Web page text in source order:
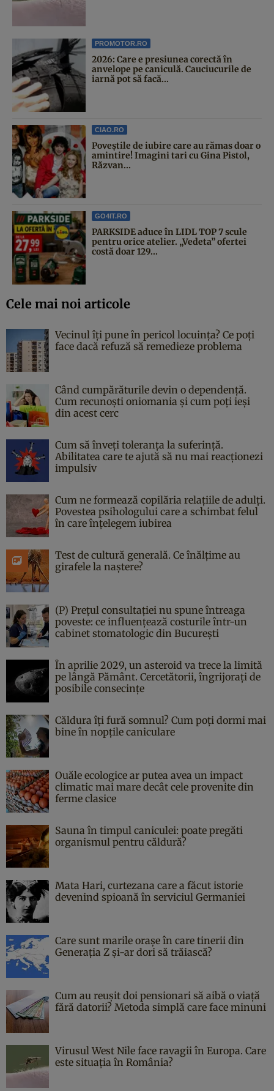
PROMOTOR.RO
2026: Care e presiunea corectă în
anvelope pe caniculă. Cauciucurile de
iarnă pot să facă...
CIAO.RO
Poveştile de iubire care au rămas doar o
amintire! Imagini tari cu Gina Pistol,
Răzvan...
GO4IT.RO
PARKSIDE aduce în LIDL TOP 7 scule
pentru orice atelier. „Vedeta” ofertei
costă doar 129...
Cele mai noi articole
Vecinul îți pune în pericol locuința? Ce poți
face dacă refuză să remedieze problema
Când cumpărăturile devin o dependență.
Cum recunoști oniomania și cum poți ieși
din acest cerc
Cum să înveți toleranța la suferință.
Abilitatea care te ajută să nu mai reacționezi
impulsiv
Cum ne formează copilăria relațiile de adulți.
Povestea psihologului care a schimbat felul
în care înțelegem iubirea
Test de cultură generală. Ce înălțime au
girafele la naștere?
(P) Prețul consultației nu spune întreaga
poveste: ce influențează costurile într-un
cabinet stomatologic din București
În aprilie 2029, un asteroid va trece la limită
pe lângă Pământ. Cercetătorii, îngrijorați de
posibile consecințe
Căldura îți fură somnul? Cum poți dormi mai
bine în nopțile caniculare
Ouăle ecologice ar putea avea un impact
climatic mai mare decât cele provenite din
ferme clasice
Sauna în timpul caniculei: poate pregăti
organismul pentru căldură?
Mata Hari, curtezana care a făcut istorie
devenind spioană în serviciul Germaniei
Care sunt marile orașe în care tinerii din
Generația Z și-ar dori să trăiască?
Cum au reușit doi pensionari să aibă o viață
fără datorii? Metoda simplă care face minuni
Virusul West Nile face ravagii în Europa. Care
este situația în România?